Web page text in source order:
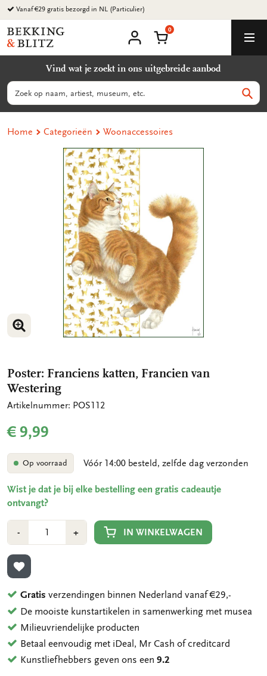
Ga
naar
content
Vanaf €29 gratis bezorgd in NL (Particulier)
Bekking
&
B.V.
account
Winkelmand
0
Vind wat je zoekt in ons uitgebreide aanbod
Zoeken
Home Categorieën Woonaccessoires
VERGROOT AFBEELDING
Poster: Franciens katten, Francien van
Westering
Artikelnummer: POS112
€ 9,99
Op voorraad Vóór 14:00 besteld, zelfde dag verzonden
Wist je dat je bij elke bestelling een gratis cadeautje
ontvangt?
-Min
1
+Plus
1
IN WINKELWAGEN
TOEVOEGEN AAN VERLANGLIJST
Gratis verzendingen binnen Nederland vanaf €29,-
De mooiste kunstartikelen in samenwerking met musea
Milieuvriendelijke producten
Betaal eenvoudig met iDeal, Mr Cash of creditcard
Kunstliefhebbers geven ons een9.2